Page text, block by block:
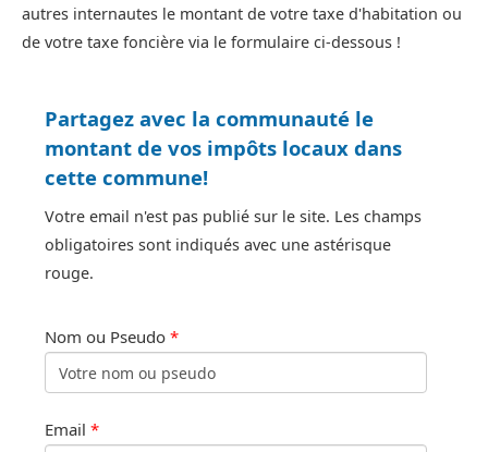
autres internautes le montant de votre taxe d'habitation ou
de votre taxe foncière via le formulaire ci-dessous !
Partagez avec la communauté le
montant de vos impôts locaux dans
cette commune!
Votre email n'est pas publié sur le site. Les champs
obligatoires sont indiqués avec une astérisque
rouge.
Nom ou Pseudo *
Email *